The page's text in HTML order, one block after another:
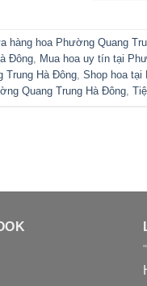
hàng hoa Phường Quang
Đông, Mua hoa uy tín tại
Trung Hà Đông, Shop hoa tại
Quang Trung Hà Đông,